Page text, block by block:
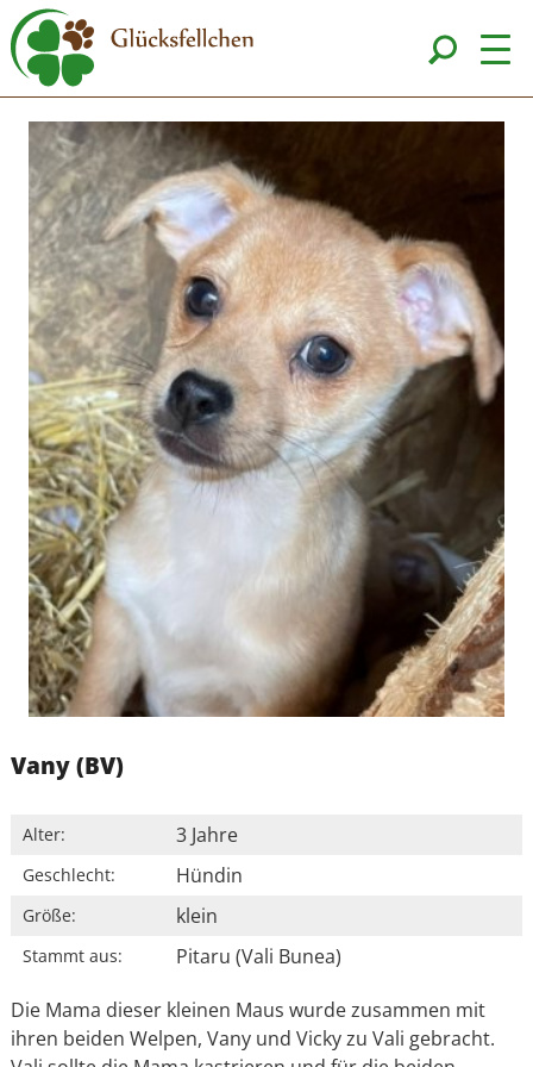
Vany (BV)
Alter: 3 Jahre
Geschlecht: Hündin
Größe: klein
Stammt aus: Pitaru (Vali Bunea)
Die Mama dieser kleinen Maus wurde zusammen mit
ihren beiden Welpen, Vany und Vicky zu Vali gebracht.